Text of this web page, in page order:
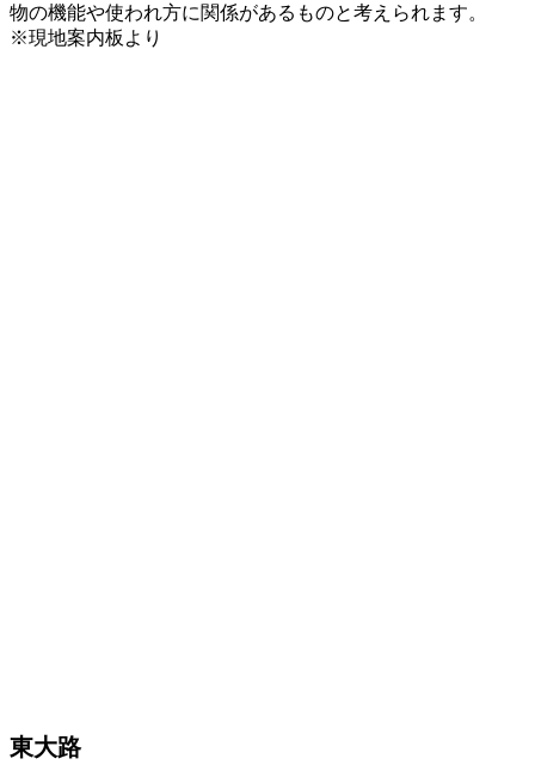
物の機能や使われ方に関係があるものと考えられます。
※現地案内板より
東大路